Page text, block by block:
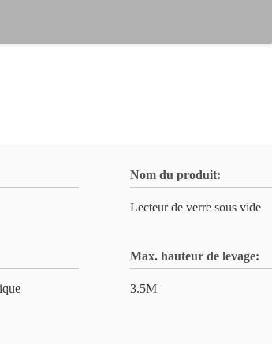
Nom du produit:
Lecteur de verre sous vide
Max. hauteur de levage:
3.5M